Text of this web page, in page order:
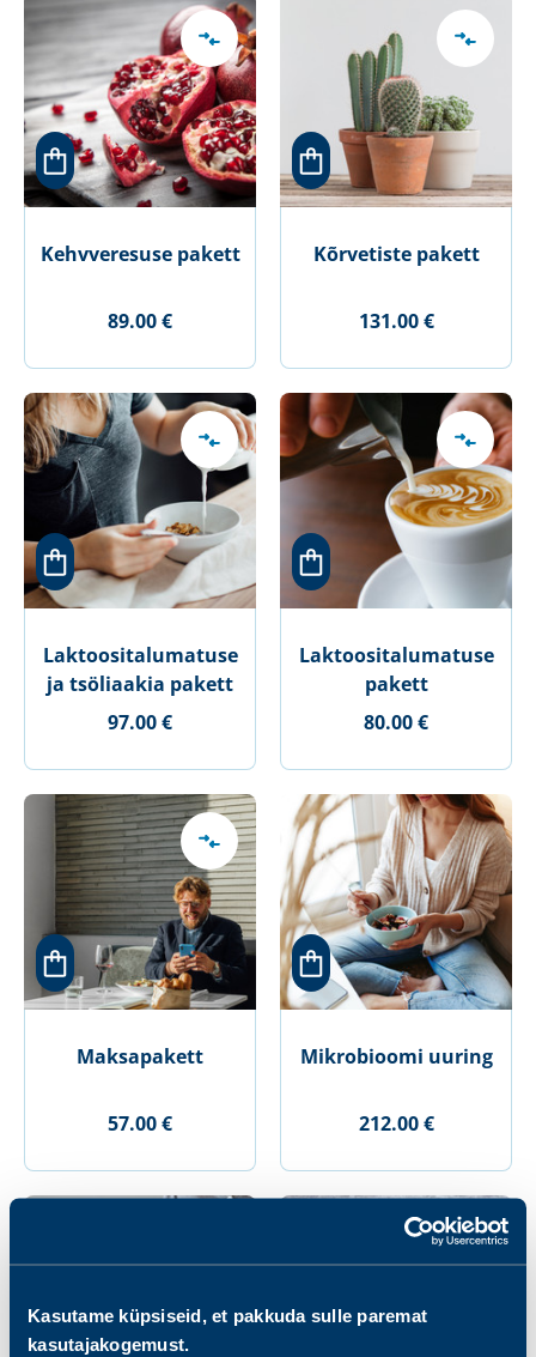
Kasutame küpsiseid, et pakkuda sulle paremat
kasutajakogemust.
Kehvveresuse pakett
89.00 €
Kõrvetiste pakett
131.00 €
Laktoositalumatuse
ja tsöliaakia pakett
97.00 €
Laktoositalumatuse
pakett
80.00 €
Maksapakett
57.00 €
Mikrobioomi uuring
212.00 €